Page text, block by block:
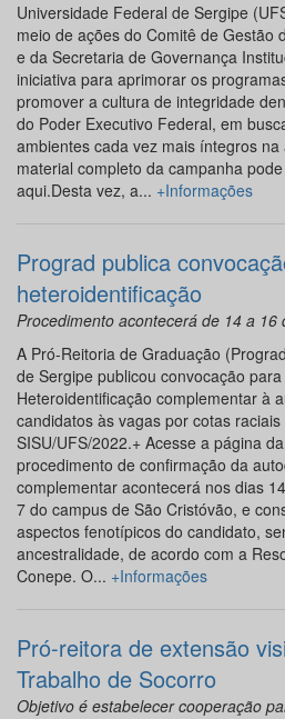
Universidade Federal de Sergipe
meio de ações do Comitê de Gestão
e da Secretaria de Governança
iniciativa para aprimorar os
promover a cultura de integridade
do Poder Executivo Federal, em
ambientes cada vez mais íntegros
material completo da campanha
aqui.Desta vez, a... +Informações
Prograd publica
heteroidentificação
Procedimento acontecerá de 14 a 16
A Pró-Reitoria de Graduação
de Sergipe publicou convocação
Heteroidentificação complementar à
candidatos às vagas por cotas
SISU/UFS/2022.+ Acesse a página
procedimento de confirmação da
complementar acontecerá nos dias
7 do campus de São Cristóvão, e
aspectos fenotípicos do candidato,
ancestralidade, de acordo com a
Conepe. O... +Informações
Pró-reitora de extensão
Trabalho de Socorro
Objetivo é estabelecer cooperação